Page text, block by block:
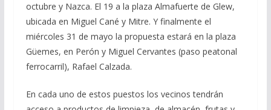
octubre y Nazca. El 19 a la plaza Almafuerte de Glew,
ubicada en Miguel Cané y Mitre. Y finalmente el
miércoles 31 de mayo la propuesta estará en la plaza
Güemes, en Perón y Miguel Cervantes (paso peatonal
ferrocarril), Rafael Calzada.
En cada uno de estos puestos los vecinos tendrán